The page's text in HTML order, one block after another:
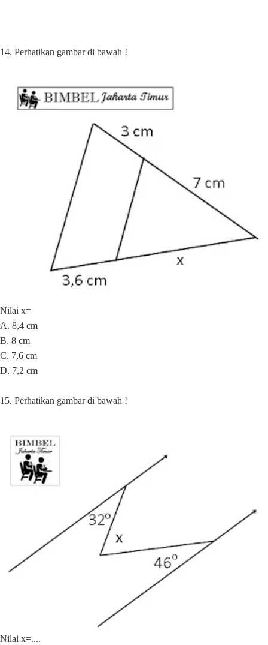
14. Perhatikan gambar di bawah !
Nilai x=
A. 8,4 cm
B. 8 cm
C. 7,6 cm
D. 7,2 cm
15. Perhatikan gambar di bawah !
Nilai x=....